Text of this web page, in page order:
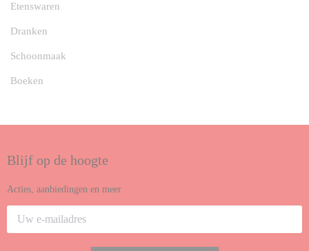
Etenswaren
Dranken
Schoonmaak
Boeken
Blijf op de hoogte
Acties, aanbiedingen en meer